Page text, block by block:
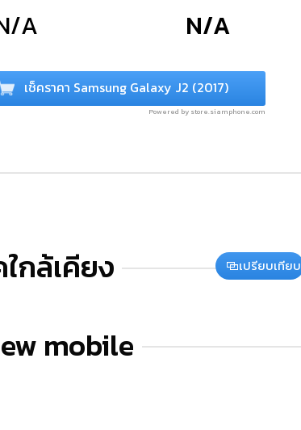
A N/A
เช็คราคา Samsung Galaxy J2 (2017)
Powered by store.siamphone.com
กล้เคียง เปรียบเทียบ
mobile